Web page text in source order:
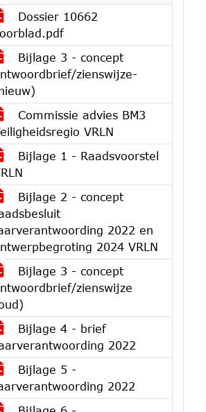
Dossier 10662
Bijlage 3 - concept
zienswijze-
Commissie advies BM3
VRLN
Bijlage 1 - Raadsvoorstel
Bijlage 2 - concept
2022 en
2024 VRLN
Bijlage 3 - concept
zienswijze
Bijlage 4 - brief
2022
Bijlage 5 -
2022